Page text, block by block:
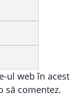
ul web în acest
să comentez.